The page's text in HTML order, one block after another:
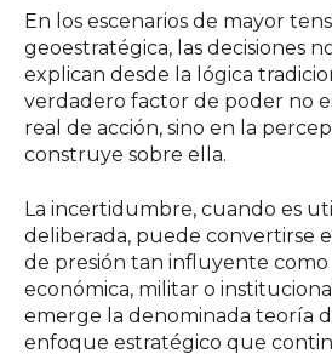
En los escenarios de mayor
geoestratégica, las decisiones
explican desde la lógica
verdadero factor de poder no
real de acción, sino en la
construye sobre ella.
La incertidumbre, cuando es
deliberada, puede convertirse
de presión tan influyente
económica, militar o
emerge la denominada teoría
enfoque estratégico que